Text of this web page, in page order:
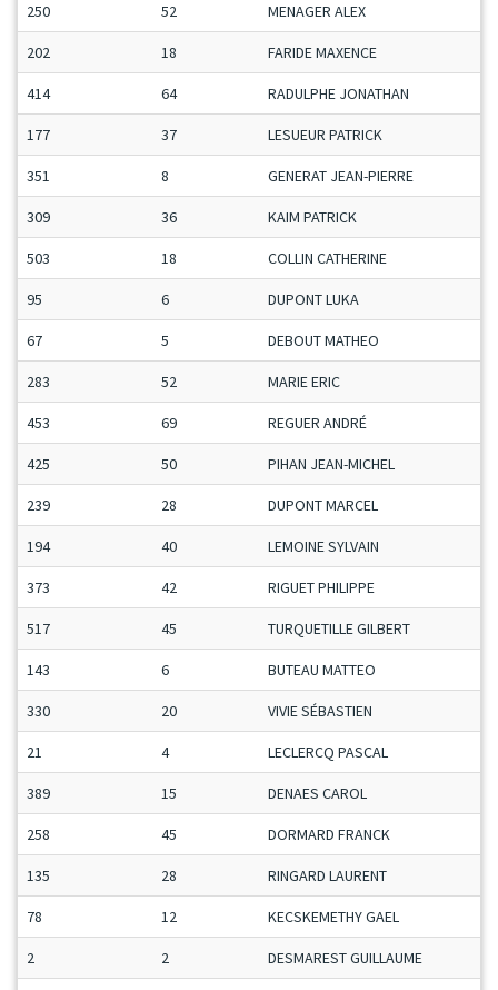
250 52 MENAGER ALEX
202 18 FARIDE MAXENCE
414 64 RADULPHE JONATHAN
177 37 LESUEUR PATRICK
351 8 GENERAT JEAN-PIERRE
309 36 KAIM PATRICK
503 18 COLLIN CATHERINE
95 6 DUPONT LUKA
67 5 DEBOUT MATHEO
283 52 MARIE ERIC
453 69 REGUER ANDRÉ
425 50 PIHAN JEAN-MICHEL
239 28 DUPONT MARCEL
194 40 LEMOINE SYLVAIN
373 42 RIGUET PHILIPPE
517 45 TURQUETILLE GILBERT
143 6 BUTEAU MATTEO
330 20 VIVIE SÉBASTIEN
21 4 LECLERCQ PASCAL
389 15 DENAES CAROL
258 45 DORMARD FRANCK
135 28 RINGARD LAURENT
78 12 KECSKEMETHY GAEL
2 2 DESMAREST GUILLAUME